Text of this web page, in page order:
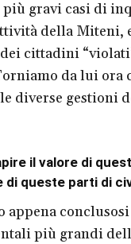
gravi casi di
della Miteni,
cittadini
da lui ora
diverse gestioni
il valore di
di queste parti di
appena
più grandi